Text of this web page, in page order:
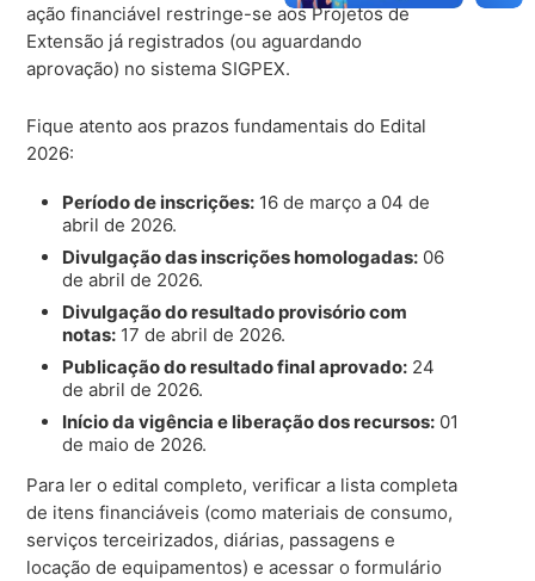
ação financiável restringe-se aos Projetos de
Extensão já registrados (ou aguardando
aprovação) no sistema SIGPEX.
Fique atento aos prazos fundamentais do Edital
2026:
Período de inscrições: 16 de março a 04 de
abril de 2026.
Divulgação das inscrições homologadas: 06
de abril de 2026.
Divulgação do resultado provisório com
notas: 17 de abril de 2026.
Publicação do resultado final aprovado: 24
de abril de 2026.
Início da vigência e liberação dos recursos: 01
de maio de 2026.
Para ler o edital completo, verificar a lista completa
de itens financiáveis (como materiais de consumo,
serviços terceirizados, diárias, passagens e
locação de equipamentos) e acessar o formulário